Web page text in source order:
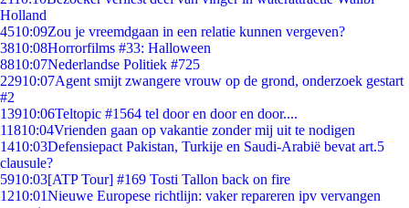
Holland
4510:09Zou je vreemdgaan in een relatie kunnen vergeven?
3810:08Horrorfilms #33: Halloween
8810:07Nederlandse Politiek #725
22910:07Agent smijt zwangere vrouw op de grond, onderzoek gestart
#2
13910:06Teltopic #1564 tel door en door en door....
11810:04Vrienden gaan op vakantie zonder mij uit te nodigen
1410:03Defensiepact Pakistan, Turkije en Saudi-Arabië bevat art.5
clausule?
5910:03[ATP Tour] #169 Tosti Tallon back on fire
1210:01Nieuwe Europese richtlijn: vaker repareren ipv vervangen